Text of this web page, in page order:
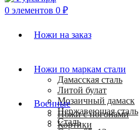
0 элементов 0 ₽
Ножи на заказ
Ножи по маркам стали
Дамасская сталь
Литой булат
Мозаичный дамаск
Нержавеющая сталь
Сталь
Военные
Ножи с погонами
Кортики